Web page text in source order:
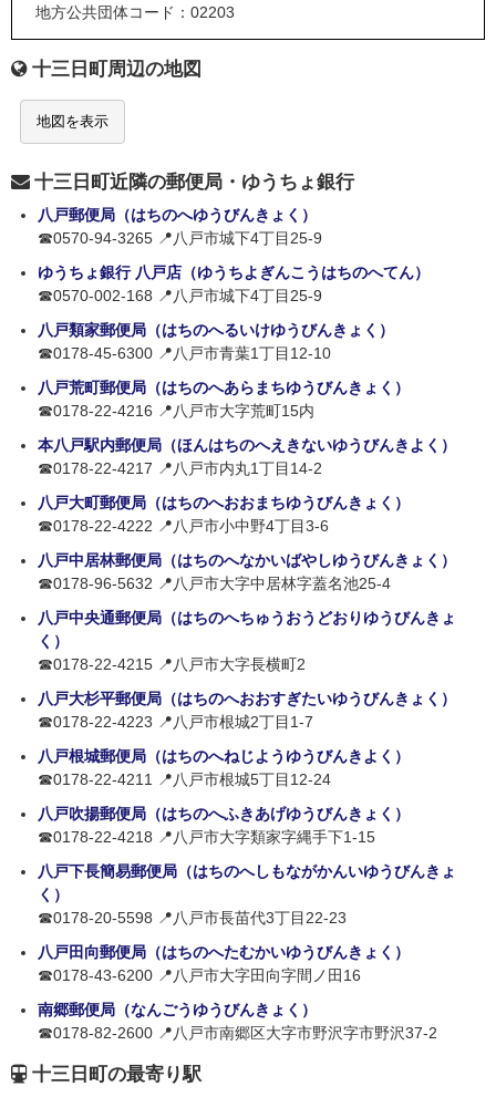
地方公共団体コード：02203
十三日町周辺の地図
地図を表示
十三日町近隣の郵便局・ゆうちょ銀行
八戸郵便局（はちのへゆうびんきょく）
☎0570-94-3265 📍八戸市城下4丁目25-9
ゆうちょ銀行 八戸店（ゆうちよぎんこうはちのへてん）
☎0570-002-168 📍八戸市城下4丁目25-9
八戸類家郵便局（はちのへるいけゆうびんきょく）
☎0178-45-6300 📍八戸市青葉1丁目12-10
八戸荒町郵便局（はちのへあらまちゆうびんきょく）
☎0178-22-4216 📍八戸市大字荒町15内
本八戸駅内郵便局（ほんはちのへえきないゆうびんきよく）
☎0178-22-4217 📍八戸市内丸1丁目14-2
八戸大町郵便局（はちのへおおまちゆうびんきょく）
☎0178-22-4222 📍八戸市小中野4丁目3-6
八戸中居林郵便局（はちのへなかいばやしゆうびんきょく）
☎0178-96-5632 📍八戸市大字中居林字蓋名池25-4
八戸中央通郵便局（はちのへちゅうおうどおりゆうびんきょ
く）
☎0178-22-4215 📍八戸市大字長横町2
八戸大杉平郵便局（はちのへおおすぎたいゆうびんきょく）
☎0178-22-4223 📍八戸市根城2丁目1-7
八戸根城郵便局（はちのへねじようゆうびんきよく）
☎0178-22-4211 📍八戸市根城5丁目12-24
八戸吹揚郵便局（はちのへふきあげゆうびんきょく）
☎0178-22-4218 📍八戸市大字類家字縄手下1-15
八戸下長簡易郵便局（はちのへしもながかんいゆうびんきょ
く）
☎0178-20-5598 📍八戸市長苗代3丁目22-23
八戸田向郵便局（はちのへたむかいゆうびんきょく）
☎0178-43-6200 📍八戸市大字田向字間ノ田16
南郷郵便局（なんごうゆうびんきょく）
☎0178-82-2600 📍八戸市南郷区大字市野沢字市野沢37-2
十三日町の最寄り駅